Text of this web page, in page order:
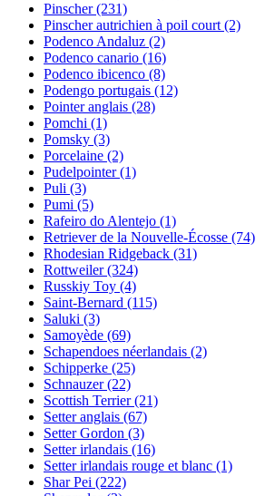
Pinscher(231)
Pinscher autrichien à poil court (2)
Podenco Andaluz (2)
Podenco canario (16)
Podenco ibicenco (8)
Podengo portugais (12)
Pointer anglais (28)
Pomchi (1)
Pomsky (3)
Porcelaine (2)
Pudelpointer(1)
Puli (3)
Pumi (5)
Rafeiro do Alentejo (1)
Retriever de la Nouvelle-Écosse (74)
Rhodesian Ridgeback (31)
Rottweiler(324)
Russkiy Toy (4)
Saint-Bernard (115)
Saluki (3)
Samoyède (69)
Schapendoes néerlandais (2)
Schipperke (25)
Schnauzer(22)
Scottish Terrier(21)
Setter anglais (67)
Setter Gordon (3)
Setter irlandais (16)
Setter irlandais rouge et blanc (1)
Shar Pei (222)